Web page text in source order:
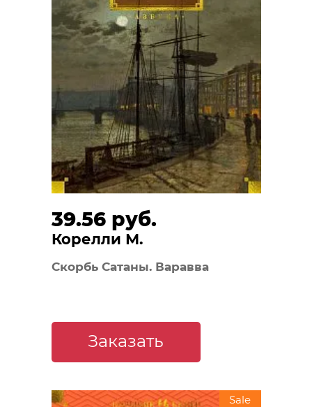
39.56 руб.
Корелли М.
Скорбь Сатаны. Варавва
Заказать
Sale